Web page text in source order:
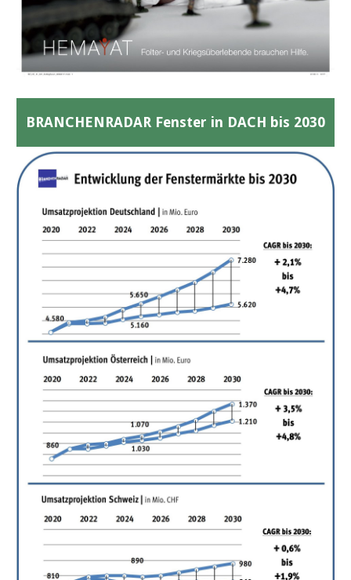
BRANCHENRADAR Fenster in DACH bis 2030